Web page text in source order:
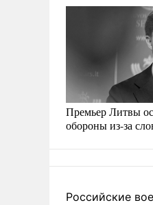
Премьер Литвы
обороны из-за
Российские